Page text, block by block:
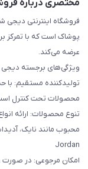
مختصری درباره
فروشگاه اینترنتی
پوشاک است که با تمرکز
عرضه می‌کند.
ویژگی‌های برجسته
تولیدکننده مستقیم:
محصولات تحت کنترل
تنوع محصولات: ارائه
محبوب مانند نایک،
Jordan